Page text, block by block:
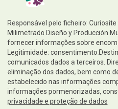
Responsável pelo ficheiro:
Milimetrado Diseño y Producción
fornecer informações sobre
Legitimidade:
comunicados dados a terceiros.
eliminação dos dados, bem como
estabelecido nas informações
informações pormenorizadas,
privacidade e proteção de dados